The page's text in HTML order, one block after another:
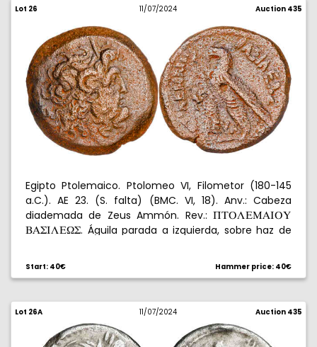
Lot 26 11/07/2024 Auction 435
Egipto Ptolemaico. Ptolomeo VI, Filometor (180-145
a.C.). AE 23. (S. falta) (BMC. VI, 18). Anv.: Cabeza
diademada de Zeus Ammón. Rev.: QXPLEMAIPY
BAWILE[W. Águila parada a izquierda, sobre haz de
g. MBC.
Start: 40€ Hammer price: 40€
Lot 26A 11/07/2024 Auction 435